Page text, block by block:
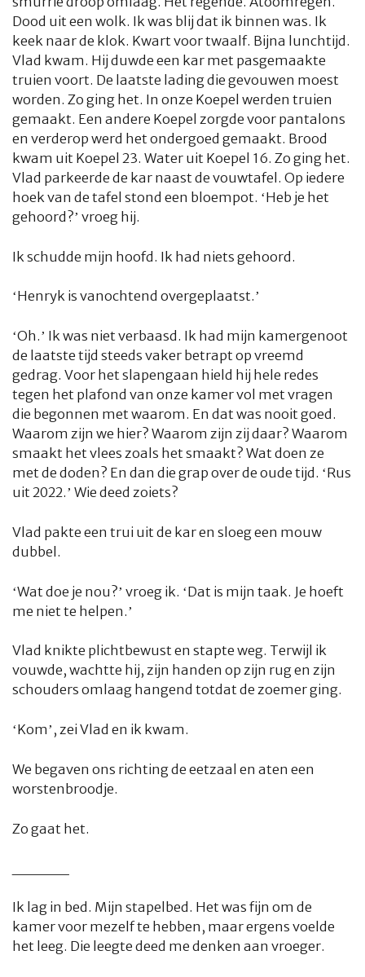
CULTUURRADIOABONNEMENT DONERENMAGAZINE
AUTEURS ADVERTEREN ZOEKEN
Dood uit een wolk. Ik was blij dat ik binnen was. Ik
keek naar de klok. Kwart voor twaalf. Bijna lunchtijd.
Vlad kwam. Hij duwde een kar met pasgemaakte
truien voort. De laatste lading die gevouwen moest
worden. Zo ging het. In onze Koepel werden truien
gemaakt. Een andere Koepel zorgde voor pantalons
en verderop werd het ondergoed gemaakt. Brood
kwam uit Koepel 23. Water uit Koepel 16. Zo ging het.
Vlad parkeerde de kar naast de vouwtafel. Op iedere
hoek van de tafel stond een bloempot. ‘Heb je het
gehoord?’ vroeg hij.
Ik schudde mijn hoofd. Ik had niets gehoord.
‘Henryk is vanochtend overgeplaatst.’
‘Oh.’ Ik was niet verbaasd. Ik had mijn kamergenoot
de laatste tijd steeds vaker betrapt op vreemd
gedrag. Voor het slapengaan hield hij hele redes
tegen het plafond van onze kamer vol met vragen
die begonnen met waarom. En dat was nooit goed.
Waarom zijn we hier? Waarom zijn zij daar? Waarom
smaakt het vlees zoals het smaakt? Wat doen ze
met de doden? En dan die grap over de oude tijd. ‘Rus
uit 2022.’ Wie deed zoiets?
Vlad pakte een trui uit de kar en sloeg een mouw
dubbel.
‘Wat doe je nou?’ vroeg ik. ‘Dat is mijn taak. Je hoeft
me niet te helpen.’
Vlad knikte plichtbewust en stapte weg. Terwijl ik
vouwde, wachtte hij, zijn handen op zijn rug en zijn
schouders omlaag hangend totdat de zoemer ging.
‘Kom’, zei Vlad en ik kwam.
We begaven ons richting de eetzaal en aten een
worstenbroodje.
Zo gaat het.
Ik lag in bed. Mijn stapelbed. Het was fijn om de
kamer voor mezelf te hebben, maar ergens voelde
het leeg. Die leegte deed me denken aan vroeger.